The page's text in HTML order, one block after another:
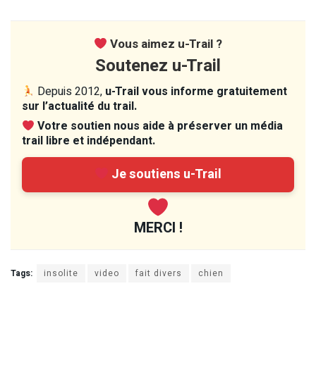
Vous aimez u-Trail ?
Soutenez u-Trail
Depuis 2012, u-Trail vous informe gratuitement
sur l’actualité du trail.
Votre soutien nous aide à préserver un média
trail libre et indépendant.
Je soutiens u-Trail
MERCI !
Tags: insolite video fait divers chien